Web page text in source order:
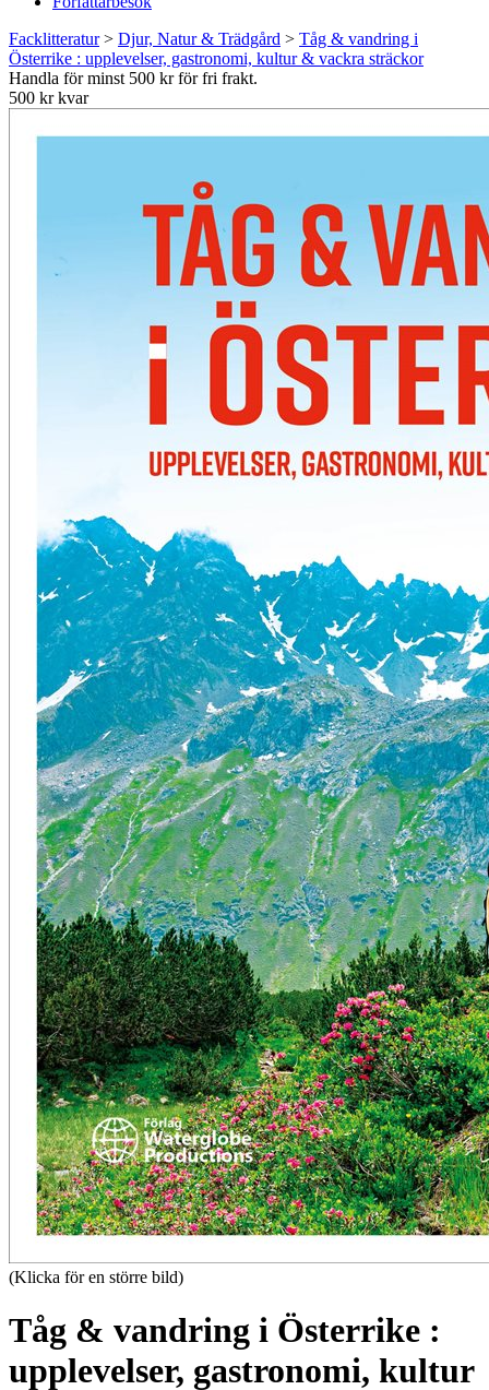
Facklitteratur> Djur, Natur & Trädgård > Tåg & vandring i
Österrike : upplevelser, gastronomi, kultur & vackra sträckor
Handla för minst 500 kr för fri frakt.
500 kr kvar
(Klicka för en större bild)
Tåg & vandring i Österrike :
upplevelser, gastronomi, kultur